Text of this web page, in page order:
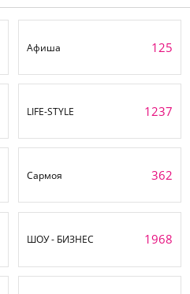
Афиша 125
LIFE-STYLE 1237
Сармоя 362
ШОУ - БИЗНЕС 1968